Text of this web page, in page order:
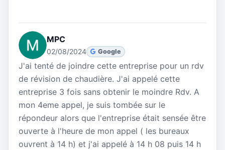
MPC
02/08/2024 Google
J'ai tenté de joindre cette entreprise pour un rdv
de révision de chaudière. J'ai appelé cette
entreprise 3 fois sans obtenir le moindre Rdv. A
mon 4eme appel, je suis tombée sur le
répondeur alors que l'entreprise était sensée être
ouverte à l'heure de mon appel ( les bureaux
ouvrent à 14 h) et j'ai appelé à 14 h 08 puis 14 h